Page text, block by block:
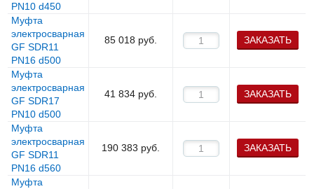
PN10 d450
Муфта
электросварная
GF SDR11
PN16 d500
85 018 руб. ЗАКАЗАТЬ
Муфта
электросварная
GF SDR17
PN10 d500
41 834 руб. ЗАКАЗАТЬ
Муфта
электросварная
GF SDR11
PN16 d560
190 383 руб. ЗАКАЗАТЬ
Муфта